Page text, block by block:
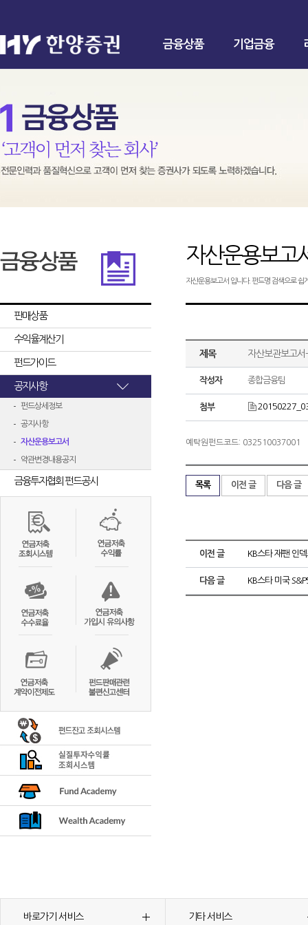
금융상품 기업금융
판매상품
수익율계산기
펀드가이드
공지사항
펀드상세정보
공지사항
자산운용보고서
약관변경내용공지
금융투자협회 펀드공시
자산운용보고
자산운용보고서 입니다. 펀드명 검색으로 쉽
제목 자산보관보고
작성자 종합금융팀
첨부
예탁원펀드코드: 032510037001
목록 이전 글 다음 글
이전 글 KB스타 재팬 인
다음 글 KB스타 미국
바로가기 서비스 기타 서비스